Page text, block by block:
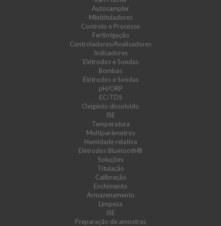
Autosampler
Minitituladores
Controlo e Processo
Fertirrigação
Controladores/Analisadores
Indicadores
Elétrodos e Sondas
Bombas
Elétrodos e Sondas
pH/ORP
EC/TDS
Oxigénio dissolvido
ISE
Temperatura
Multiparâmetros
Humidade relativa
Elétrodos Bluetooth®
Soluções
Titulação
Calibração
Enchimento
Armazenamento
Limpeza
ISE
Preparação de amostras